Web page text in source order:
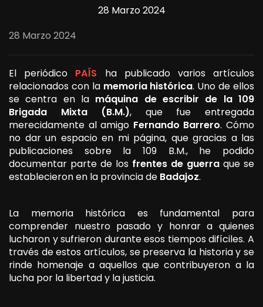
28 Marzo 2024
28 Marzo 2024
El periódico PAÍS
ha publicado varios artículos
relacionados con la memoria histórica. Uno de ellos
se centra en la máquina de escribir de la 109
Brigada Mixta (B.M.), que fue entregada
merecidamente al amigo Fernando Barrero. Cómo
no dar un espacio en mi página, que gracias a las
publicaciones sobre la 109 B.M., he podido
documentar parte de los frentes de guerra que se
establecieron en la provincia de Badajoz.
La memoria histórica es fundamental para
comprender nuestro pasado y honrar a quienes
lucharon y sufrieron durante esos tiempos difíciles. A
través de estos artículos, se preserva la historia y se
rinde homenaje a aquellos que contribuyeron a la
lucha por la libertad y la justicia.